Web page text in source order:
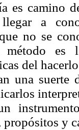
es camino
a
no se
es
del
una suerte
propósitos y